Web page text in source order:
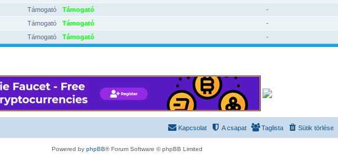
Támogató
Támogató
-
Támogató
Támogató
-
Támogató
Támogató -
Sütik törlése
Taglista
A csapat
Kapcsolat
Powered by phpBB® Forum Software © phpBB Limited